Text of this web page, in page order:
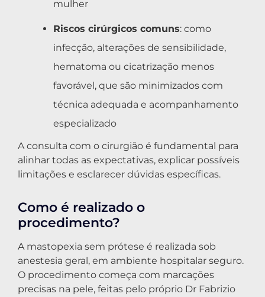
mulher
Riscos cirúrgicos comuns: como
infecção, alterações de sensibilidade,
hematoma ou cicatrização menos
favorável, que são minimizados com
técnica adequada e acompanhamento
especializado
A consulta com o cirurgião é fundamental para
alinhar todas as expectativas, explicar possíveis
limitações e esclarecer dúvidas específicas.
Como é realizado o
procedimento?
A mastopexia sem prótese é realizada sob
anestesia geral, em ambiente hospitalar seguro.
O procedimento começa com marcações
precisas na pele, feitas pelo próprio Dr Fabrizio